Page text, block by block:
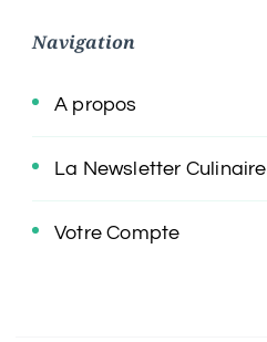
Navigation
A propos
La Newsletter Culinaire
Votre Compte